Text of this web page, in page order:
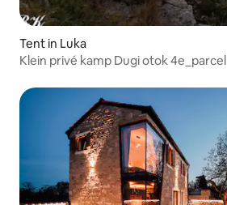
Tent in Luka
Klein privé kamp Dugi otok 4e_parcel